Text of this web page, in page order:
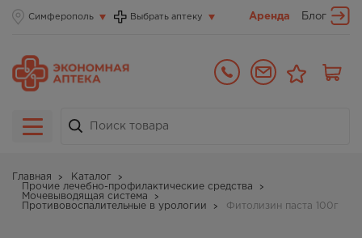
Симферополь Выбрать аптеку Аренда Блог
Главная
Каталог
Прочие лечебно-профилактические средства
Мочевыводящая система
Противовоспалительные в урологии
Фитолизин паста 100г